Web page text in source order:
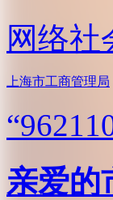
网络社
上海市工商管理局
亲爱的